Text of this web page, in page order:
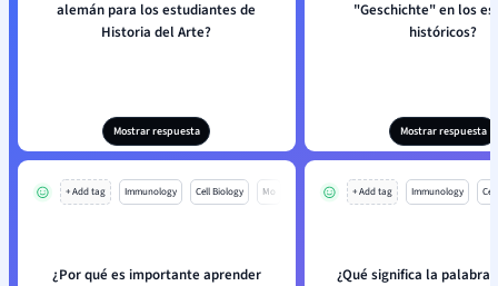
alemán para los estudiantes de
Historia del Arte?
Mostrar respuesta
"Geschichte" en los
históricos?
Mostrar respuesta
+ Add tag Immunology Cell Biology Mo
¿Por qué es importante aprender
+ Add tag Immunology
¿Qué significa la palabra